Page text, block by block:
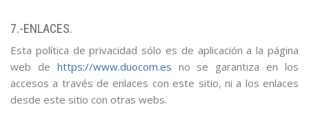
7.-ENLACES.
Esta política de privacidad sólo es de aplicación a la página
web de https://www.duocom.es no se garantiza en los
accesos a través de enlaces con este sitio, ni a los enlaces
desde este sitio con otras webs.